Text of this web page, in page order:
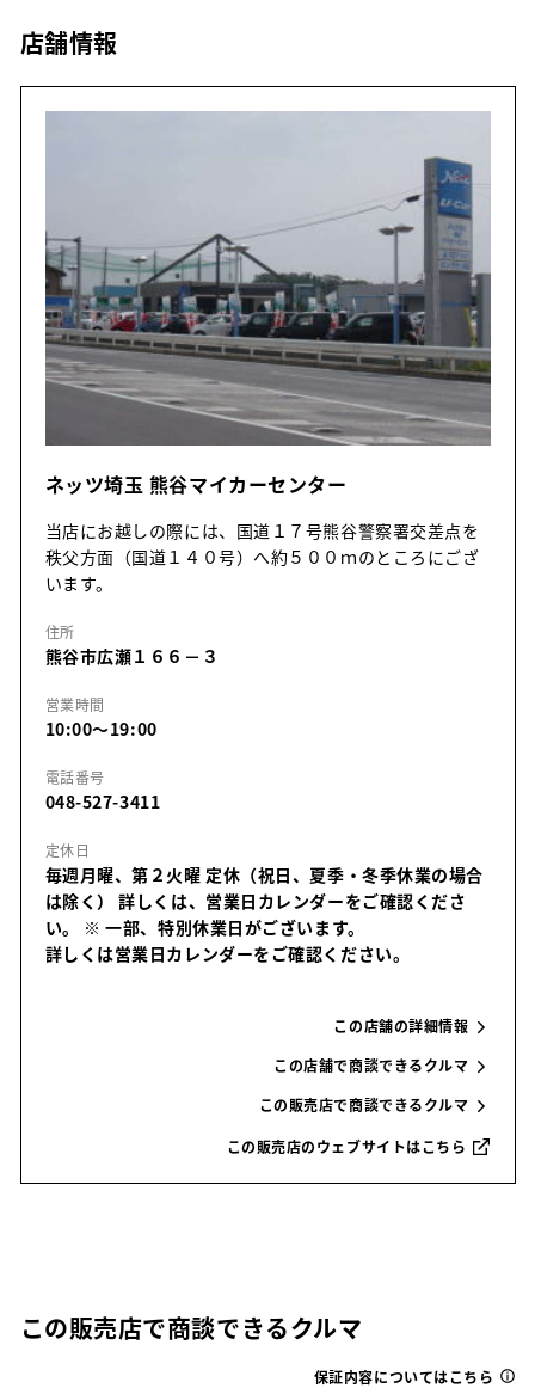
店舗情報
ネッツ埼玉 熊谷マイカーセンター
当店にお越しの際には、国道１７号熊谷警察署交差点を
秩父方面（国道１４０号）へ約５００ｍのところにござ
います。
住所
熊谷市広瀬１６６－３
営業時間
10:00～19:00
電話番号
048-527-3411
定休日
毎週月曜、第２火曜 定休（祝日、夏季・冬季休業の場合
は除く） 詳しくは、営業日カレンダーをご確認くださ
い。 ※ 一部、特別休業日がございます。
詳しくは営業日カレンダーをご確認ください。
この店舗の詳細情報
この店舗で商談できるクルマ
この販売店で商談できるクルマ
この販売店のウェブサイトはこちら
この販売店で商談できるクルマ
保証内容についてはこちら